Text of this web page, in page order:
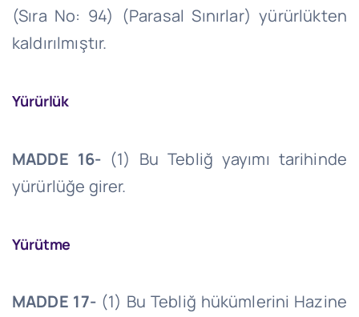
(Sıra No: 94) (Parasal Sınırlar) yürürlükten
kaldırılmıştır.
Yürürlük
MADDE 16- (1) Bu Tebliğ yayımı tarihinde
yürürlüğe girer.
Yürütme
MADDE 17- (1) Bu Tebliğ hükümlerini Hazine